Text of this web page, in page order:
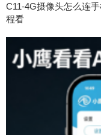
C11-4G摄像头怎么连
程看